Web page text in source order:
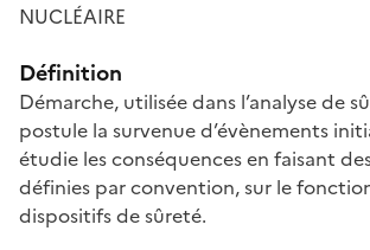
NUCLÉAIRE
Définition
Démarche, utilisée dans l’analyse de
postule la survenue d’évènements
étudie les conséquences en faisant
définies par convention, sur le
dispositifs de sûreté.